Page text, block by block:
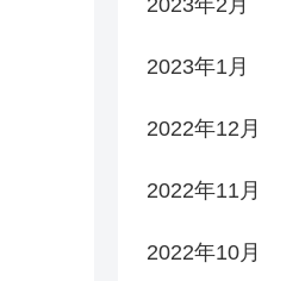
2023年1月
2022年12月
2022年11月
2022年10月